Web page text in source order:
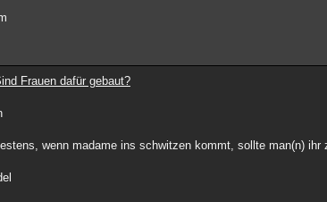
Frauen dafür gebaut?
wenn madame ins schwitzen kommt, sollte man(n) ihr